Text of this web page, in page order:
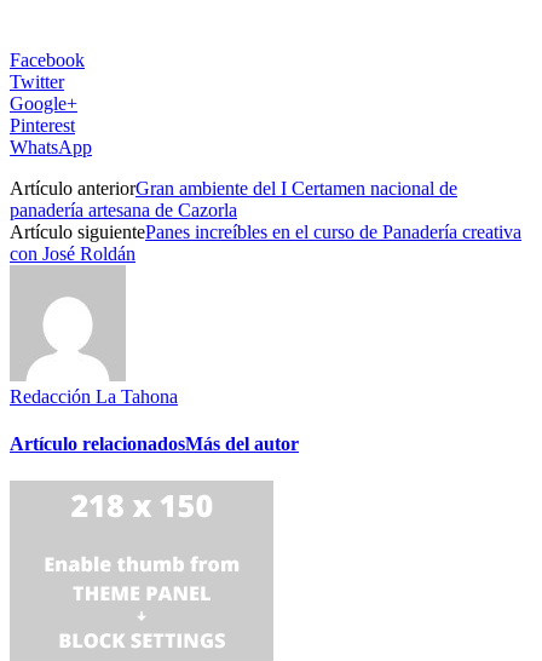
Facebook
Twitter
Google+
Pinterest
WhatsApp
Artículo anteriorGran ambiente del I Certamen nacional de
panadería artesana de Cazorla
Artículo siguientePanes increíbles en el curso de Panadería creativa
con José Roldán
Redacción La Tahona
Artículo relacionadosMás del autor